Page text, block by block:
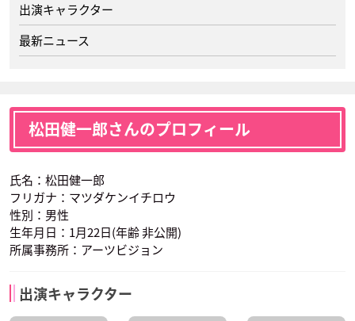
出演キャラクター
最新ニュース
松田健一郎さんのプロフィール
氏名：松田健一郎
フリガナ：マツダケンイチロウ
性別：男性
生年月日：1月22日(年齢 非公開)
所属事務所：アーツビジョン
出演キャラクター